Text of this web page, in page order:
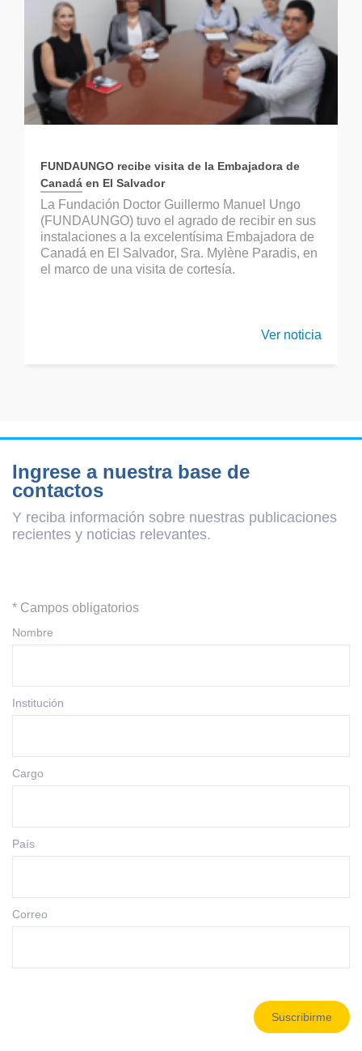
FUNDAUNGO recibe visita de la Embajadora de
Canadá en El Salvador
La Fundación Doctor Guillermo Manuel Ungo
(FUNDAUNGO) tuvo el agrado de recibir en sus
instalaciones a la excelentísima Embajadora de
Canadá en El Salvador, Sra. Mylène Paradis, en
el marco de una visita de cortesía.
Ver noticia
Ingrese a nuestra base de
contactos
Y reciba información sobre nuestras publicaciones
recientes y noticias relevantes.
* Campos obligatorios
Nombre
Institución
Cargo
País
Correo
Suscribirme